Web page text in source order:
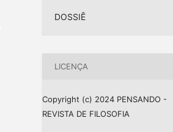
DOSSIÊ
LICENÇA
Copyright (c) 2024 PENSANDO -
REVISTA DE FILOSOFIA